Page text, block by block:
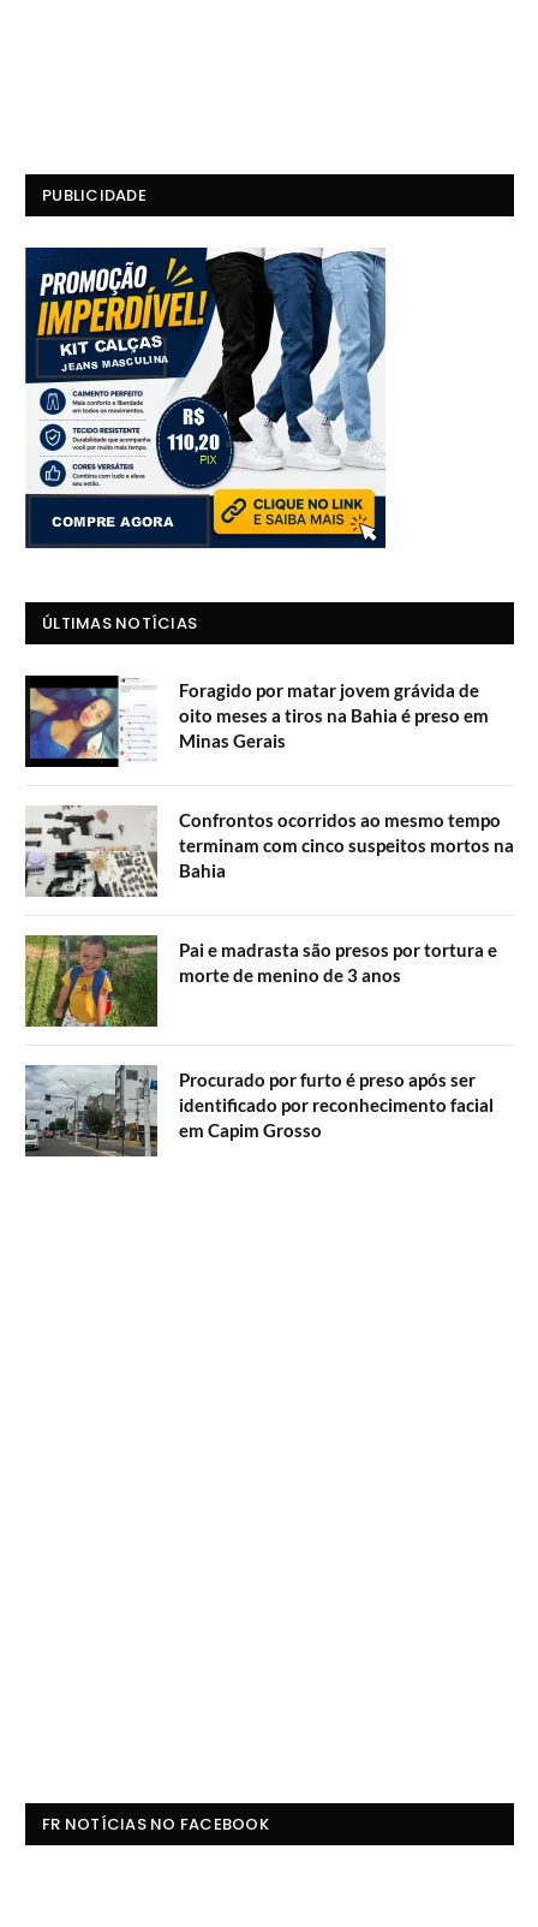
PUBLICIDADE
ÚLTIMAS NOTÍCIAS
Foragido por matar jovem grávida de
oito meses a tiros na Bahia é preso em
Minas Gerais
Confrontos ocorridos ao mesmo tempo
terminam com cinco suspeitos mortos na
Bahia
Pai e madrasta são presos por tortura e
morte de menino de 3 anos
Procurado por furto é preso após ser
identificado por reconhecimento facial
em Capim Grosso
FR NOTÍCIAS NO FACEBOOK